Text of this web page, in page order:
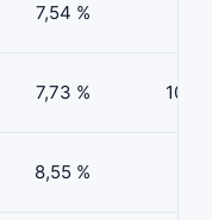
7,54 %
7,73 % 100
8,55 %